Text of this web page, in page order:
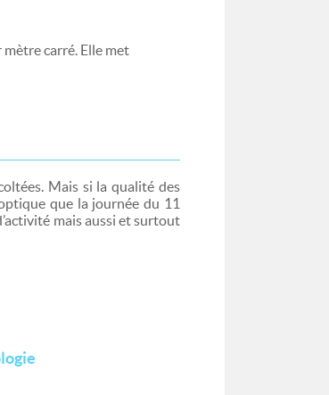
carré. Elle met
Mais si la qualité des
que la journée du 11
mais aussi et surtout